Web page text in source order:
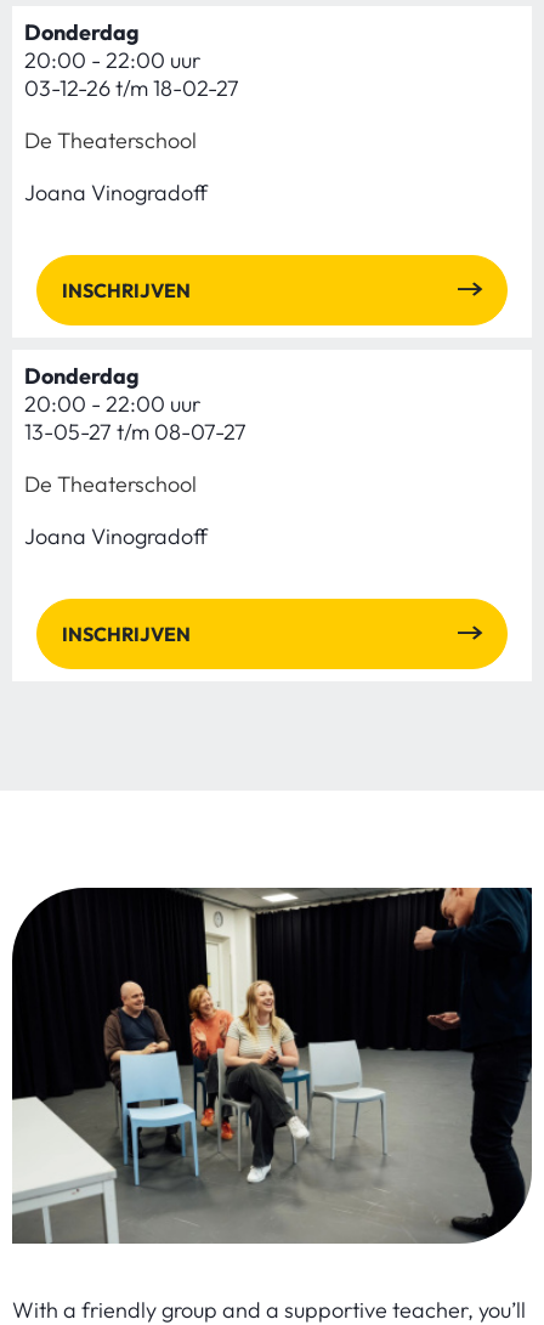
Donderdag
20:00 - 22:00 uur
03-12-26 t/m 18-02-27
De Theaterschool
Joana Vinogradoff
INSCHRIJVEN
Donderdag
20:00 - 22:00 uur
13-05-27 t/m 08-07-27
De Theaterschool
Joana Vinogradoff
INSCHRIJVEN
With a friendly group and a supportive teacher, you’ll